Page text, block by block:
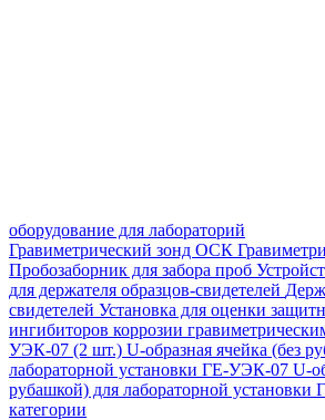
оборудование для лабораторий
Гравиметрический зонд ОСК
Пробозаборник для забора проб
для держателя образцов-свидетелей
свидетелей Установка для оценки
ингибиторов коррозии
УЭК-07 (2 шт.) U-образная ячейка (без
лабораторной установки ГЕ-УЭК-07 U-
рубашкой) для лабораторной
категории